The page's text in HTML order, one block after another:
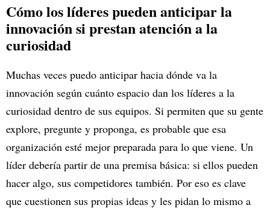
Cómo los líderes pueden anticipar la
innovación si prestan atención a la
curiosidad
Muchas veces puedo anticipar hacia dónde va la
innovación según cuánto espacio dan los líderes a la
curiosidad dentro de sus equipos. Si permiten que su gente
explore, pregunte y proponga, es probable que esa
organización esté mejor preparada para lo que viene. Un
líder debería partir de una premisa básica: si ellos pueden
hacer algo, sus competidores también. Por eso es clave
que cuestionen sus propias ideas y les pidan lo mismo a